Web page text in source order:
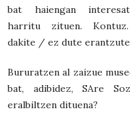
bat haiengan
harritu zituen.
dakite / ez dute
Bururatzen al zaizue
bat, adibidez, SAre
eralbiltzen dituena?